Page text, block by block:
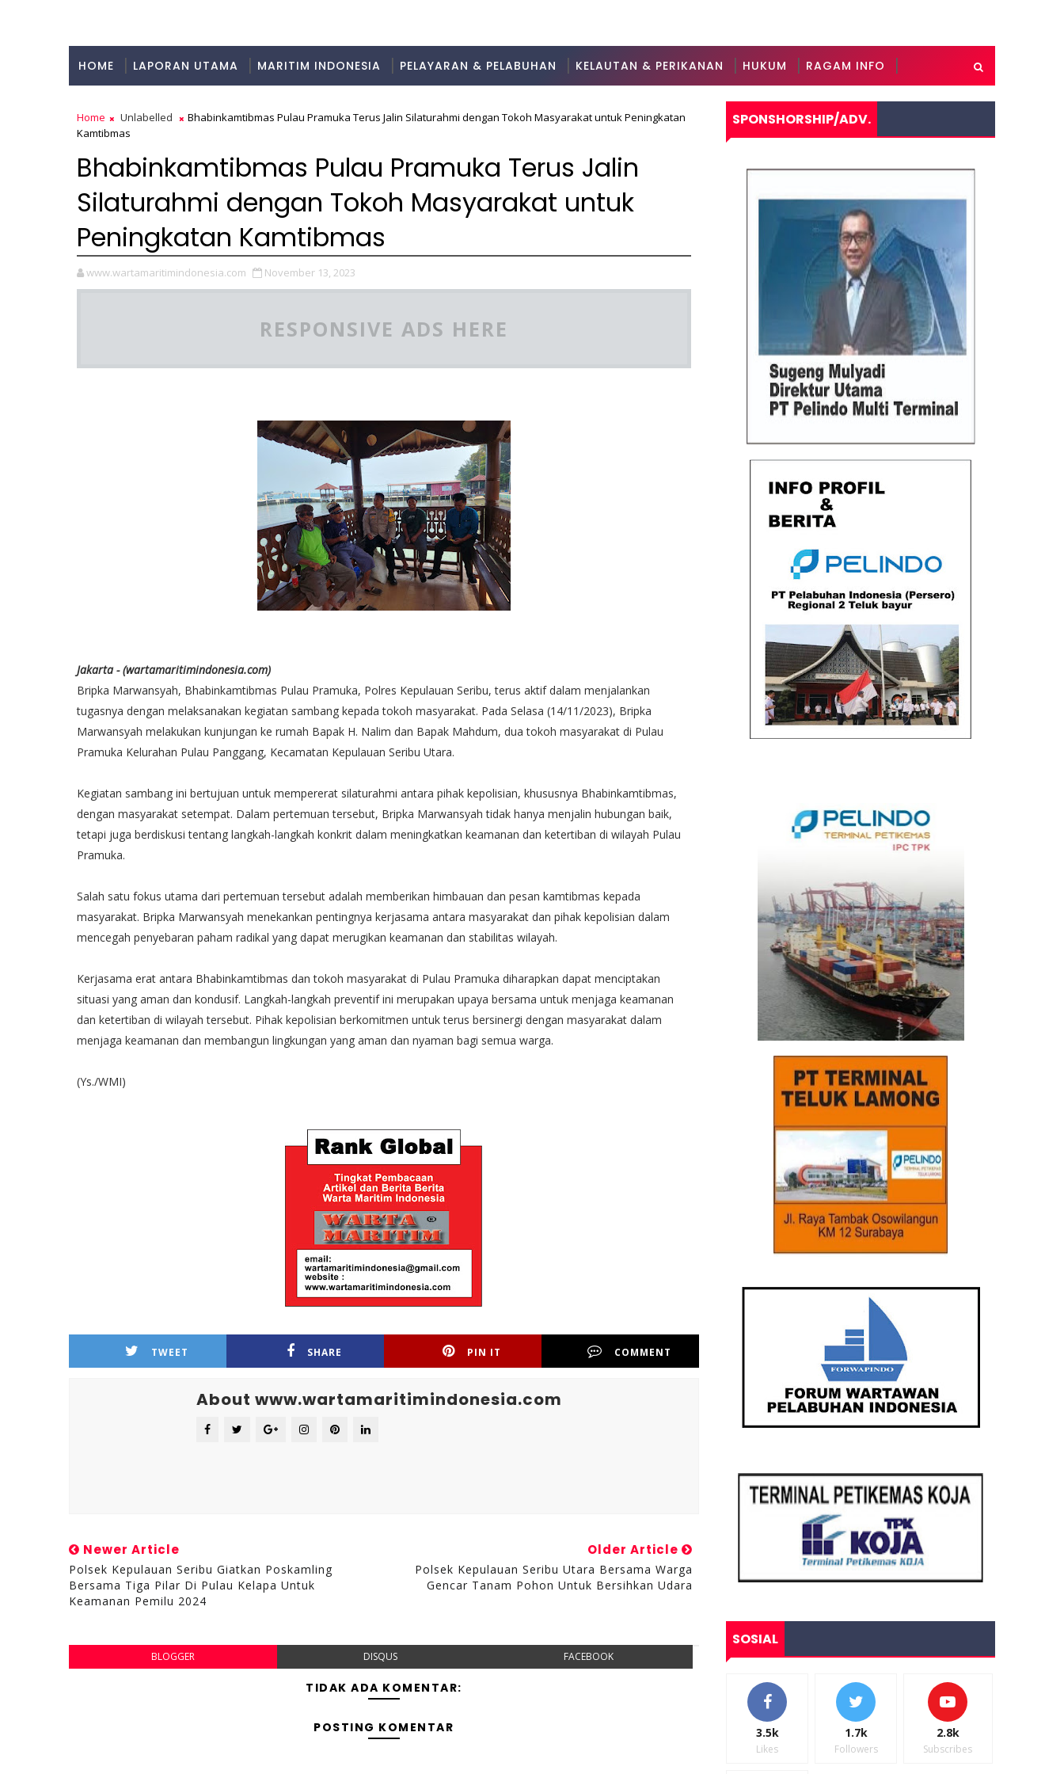
HOME LAPORAN UTAMA MARITIM INDONESIA PELAYARAN & PELABUHAN KELAUTAN & PERIKANAN HUKUM RAGAM INFO
Home Unlabelled
Bhabinkamtibmas Pulau Pramuka Terus Jalin Silaturahmi dengan Tokoh Masyarakat untuk Peningkatan
Kamtibmas
Bhabinkamtibmas Pulau Pramuka Terus Jalin
Silaturahmi dengan Tokoh Masyarakat untuk
Peningkatan Kamtibmas
www.wartamaritimindonesia.com November 13, 2023
RESPONSIVE ADS HERE
Jakarta - (wartamaritimindonesia.com)
Bripka Marwansyah, Bhabinkamtibmas Pulau Pramuka, Polres Kepulauan Seribu, terus aktif dalam menjalankan
tugasnya dengan melaksanakan kegiatan sambang kepada tokoh masyarakat. Pada Selasa (14/11/2023), Bripka
Marwansyah melakukan kunjungan ke rumah Bapak H. Nalim dan Bapak Mahdum, dua tokoh masyarakat di Pulau
Pramuka Kelurahan Pulau Panggang, Kecamatan Kepulauan Seribu Utara.
Kegiatan sambang ini bertujuan untuk mempererat silaturahmi antara pihak kepolisian, khususnya Bhabinkamtibmas,
dengan masyarakat setempat. Dalam pertemuan tersebut, Bripka Marwansyah tidak hanya menjalin hubungan baik,
tetapi juga berdiskusi tentang langkah-langkah konkrit dalam meningkatkan keamanan dan ketertiban di wilayah Pulau
Pramuka.
Salah satu fokus utama dari pertemuan tersebut adalah memberikan himbauan dan pesan kamtibmas kepada
masyarakat. Bripka Marwansyah menekankan pentingnya kerjasama antara masyarakat dan pihak kepolisian dalam
mencegah penyebaran paham radikal yang dapat merugikan keamanan dan stabilitas wilayah.
Kerjasama erat antara Bhabinkamtibmas dan tokoh masyarakat di Pulau Pramuka diharapkan dapat menciptakan
situasi yang aman dan kondusif. Langkah-langkah preventif ini merupakan upaya bersama untuk menjaga keamanan
dan ketertiban di wilayah tersebut. Pihak kepolisian berkomitmen untuk terus bersinergi dengan masyarakat dalam
menjaga keamanan dan membangun lingkungan yang aman dan nyaman bagi semua warga.
(Ys./WMI)
TWEET SHARE PIN IT COMMENT
About www.wartamaritimindonesia.com
Newer Article
Polsek Kepulauan Seribu Giatkan Poskamling
Bersama Tiga Pilar Di Pulau Kelapa Untuk
Keamanan Pemilu 2024
Older Article
Polsek Kepulauan Seribu Utara Bersama Warga
Gencar Tanam Pohon Untuk Bersihkan Udara
BLOGGER DISQUS FACEBOOK
TIDAK ADA KOMENTAR:
POSTING KOMENTAR
SPONSHORSHIP/ADV.
SOSIAL
3.5k
Likes
1.7k
Followers
2.8k
Subscribes